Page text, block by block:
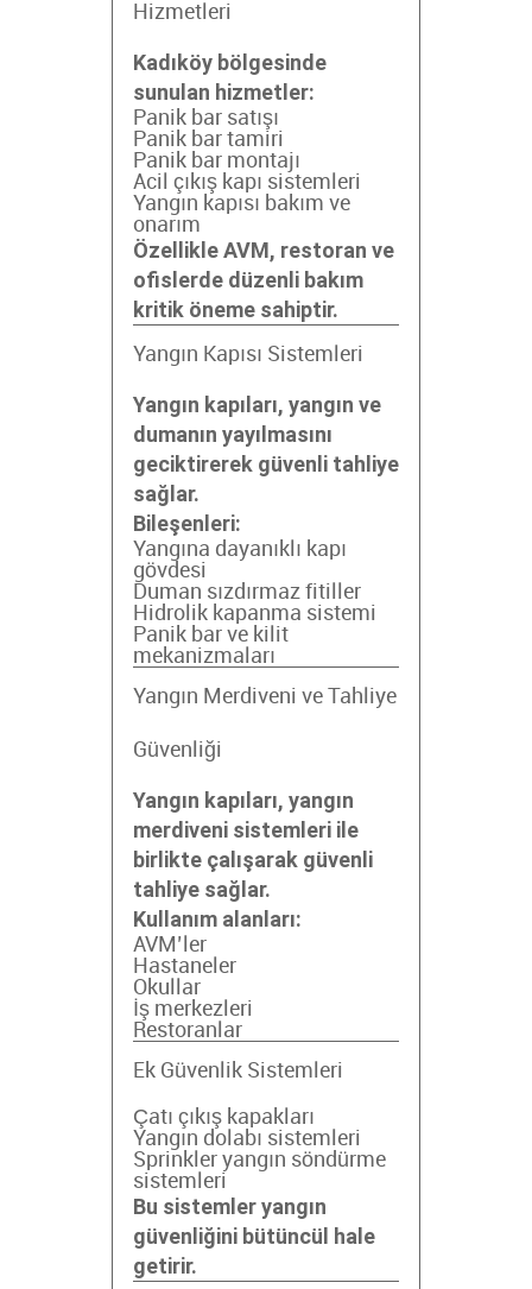
Hizmetleri
Kadıköy bölgesinde
sunulan hizmetler:
Panik bar satışı
Panik bar tamiri
Panik bar montajı
Acil çıkış kapı sistemleri
Yangın kapısı bakım ve
onarım
Özellikle AVM, restoran ve
ofislerde düzenli bakım
kritik öneme sahiptir.
Yangın Kapısı Sistemleri
Yangın kapıları, yangın ve
dumanın yayılmasını
geciktirerek güvenli tahliye
sağlar.
Bileşenleri:
Yangına dayanıklı kapı
gövdesi
Duman sızdırmaz fitiller
Hidrolik kapanma sistemi
Panik bar ve kilit
mekanizmaları
Yangın Merdiveni ve Tahliye
Güvenliği
Yangın kapıları, yangın
merdiveni sistemleri ile
birlikte çalışarak güvenli
tahliye sağlar.
Kullanım alanları:
AVM’ler
Hastaneler
Okullar
İş merkezleri
Restoranlar
Ek Güvenlik Sistemleri
Çatı çıkış kapakları
Yangın dolabı sistemleri
Sprinkler yangın söndürme
sistemleri
Bu sistemler yangın
güvenliğini bütüncül hale
getirir.